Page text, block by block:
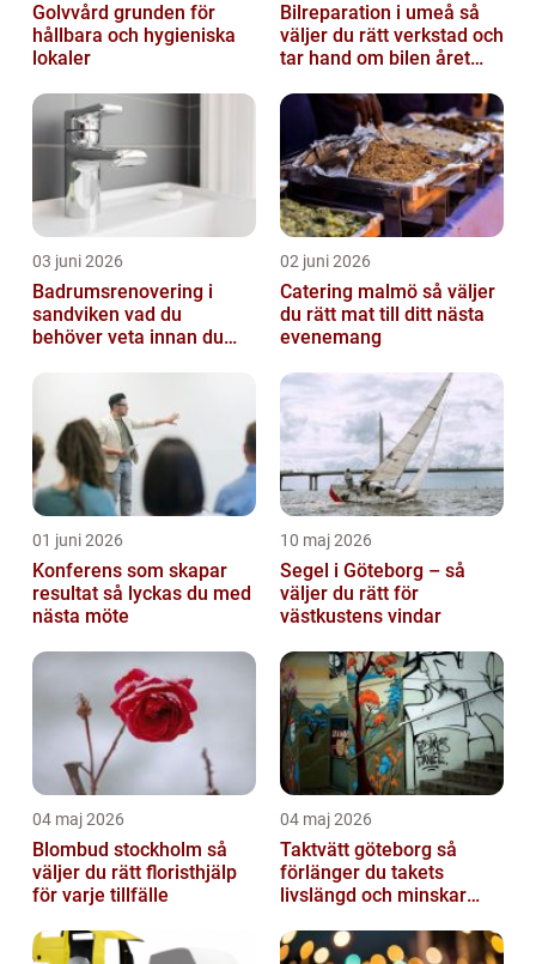
Golvvård grunden för
hållbara och hygieniska
lokaler
Bilreparation i umeå så
väljer du rätt verkstad och
tar hand om bilen året
03 juni 2026
Badrumsrenovering i
sandviken vad du
behöver veta innan du
02 juni 2026
Catering malmö så väljer
du rätt mat till ditt nästa
evenemang
01 juni 2026
Konferens som skapar
resultat så lyckas du med
nästa möte
10 maj 2026
Segel i Göteborg – så
väljer du rätt för
västkustens vindar
04 maj 2026
Blombud stockholm så
väljer du rätt floristhjälp
för varje tillfälle
04 maj 2026
Taktvätt göteborg så
förlänger du takets
livslängd och minskar